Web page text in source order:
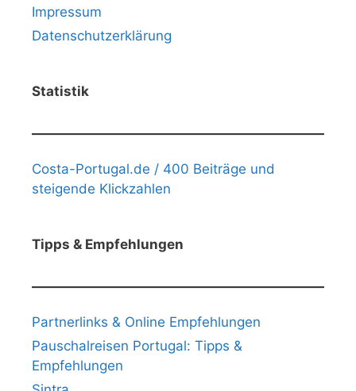
Impressum
Datenschutzerklärung
Statistik
Costa-Portugal.de / 400 Beiträge und
steigende Klickzahlen
Tipps & Empfehlungen
Partnerlinks & Online Empfehlungen
Pauschalreisen Portugal: Tipps &
Empfehlungen